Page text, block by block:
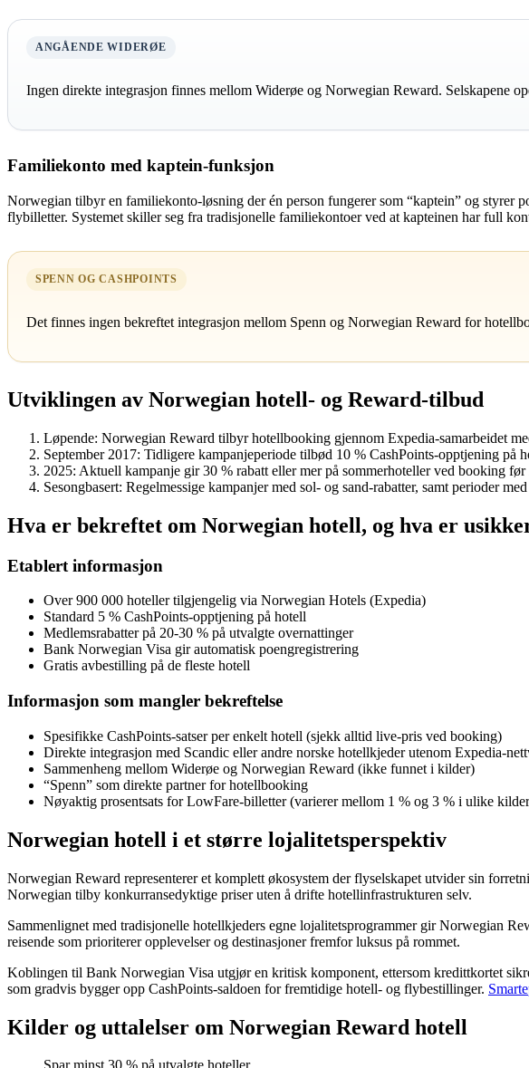
ANGÅENDE WIDERØE
Ingen direkte integrasjon finnes mellom Widerøe og Norwegian Reward. Selskapene
Familiekonto med kaptein-funksjon
Norwegian tilbyr en familiekonto-løsning der én person fungerer som “kaptein” og styrer
flybilletter. Systemet skiller seg fra tradisjonelle familiekontoer ved at kapteinen har full
SPENN OG CASHPOINTS
Det finnes ingen bekreftet integrasjon mellom Spenn og Norwegian Reward for
Utviklingen av Norwegian hotell- og Reward-tilbud
Løpende: Norwegian Reward tilbyr hotellbooking gjennom Expedia-samarbeidet
September 2017: Tidligere kampanjeperiode tilbød 10 % CashPoints-opptjening på
2025: Aktuell kampanje gir 30 % rabatt eller mer på sommerhoteller ved booking
Sesongbasert: Regelmessige kampanjer med sol- og sand-rabatter, samt perioder
Hva er bekreftet om Norwegian hotell, og hva er
Etablert informasjon
Over 900 000 hoteller tilgjengelig via Norwegian Hotels (Expedia)
Standard 5 % CashPoints-opptjening på hotell
Medlemsrabatter på 20-30 % på utvalgte overnattinger
Bank Norwegian Visa gir automatisk poengregistrering
Gratis avbestilling på de fleste hotell
Informasjon som mangler bekreftelse
Spesifikke CashPoints-satser per enkelt hotell (sjekk alltid live-pris ved booking)
Direkte integrasjon med Scandic eller andre norske hotellkjeder utenom Expedia-
Sammenheng mellom Widerøe og Norwegian Reward (ikke funnet i kilder)
“Spenn” som direkte partner for hotellbooking
Nøyaktig prosentsats for LowFare-billetter (varierer mellom 1 % og 3 % i ulike
Norwegian hotell i et større lojalitetsperspektiv
Norwegian Reward representerer et komplett økosystem der flyselskapet utvider sin
Norwegian tilby konkurransedyktige priser uten å drifte hotellinfrastrukturen selv.
Sammenlignet med tradisjonelle hotellkjeders egne lojalitetsprogrammer gir Norwegian
reisende som prioriterer opplevelser og destinasjoner fremfor luksus på rommet.
Koblingen til Bank Norwegian Visa utgjør en kritisk komponent, ettersom kredittkortet
som gradvis bygger opp CashPoints-saldoen for fremtidige hotell- og flybestillinger.
Kilder og uttalelser om Norwegian Reward hotell